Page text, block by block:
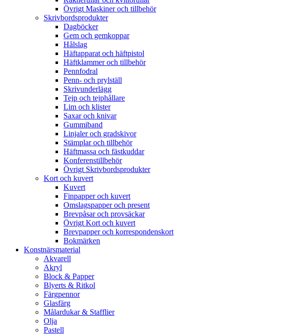
Övrigt Maskiner och tillbehör
Skrivbordsprodukter
Dagböcker
Gem och gemkoppar
Hålslag
Häftapparat och häftpistol
Häftklammer och tillbehör
Pennfodral
Penn- och prylställ
Skrivunderlägg
Tejp och tejphållare
Lim och klister
Saxar och knivar
Gummiband
Linjaler och gradskivor
Stämplar och tillbehör
Häftmassa och fästkuddar
Konferenstillbehör
Övrigt Skrivbordsprodukter
Kort och kuvert
Kuvert
Finpapper och kuvert
Omslagspapper och present
Brevpåsar och provsäckar
Övrigt Kort och kuvert
Brevpapper och korrespondenskort
Bokmärken
Konstnärsmaterial
Akvarell
Akryl
Block & Papper
Blyerts & Ritkol
Färgpennor
Glasfärg
Målardukar & Stafflier
Olja
Pastell